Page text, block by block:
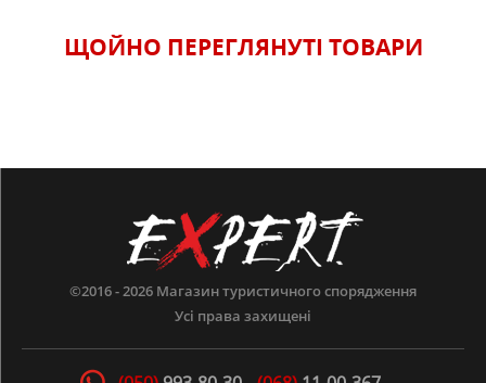
ЩОЙНО ПЕРЕГЛЯНУТI ТОВАРИ
©2016 - 2026 Магазин туристичного спорядження
Усі права захищені